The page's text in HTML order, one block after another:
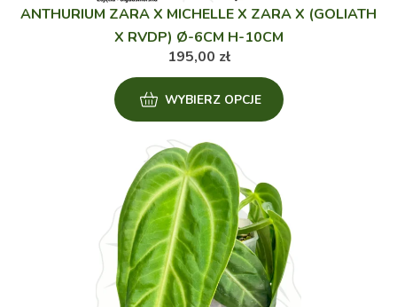
ANTHURIUM ZARA X MICHELLE X ZARA X (GOLIATH
X RVDP) Ø-6CM H-10CM
195,00 zł
WYBIERZ OPCJE
Ten
produkt
wiele
wariantów.
Opcje
można
wybrać
na
stronie